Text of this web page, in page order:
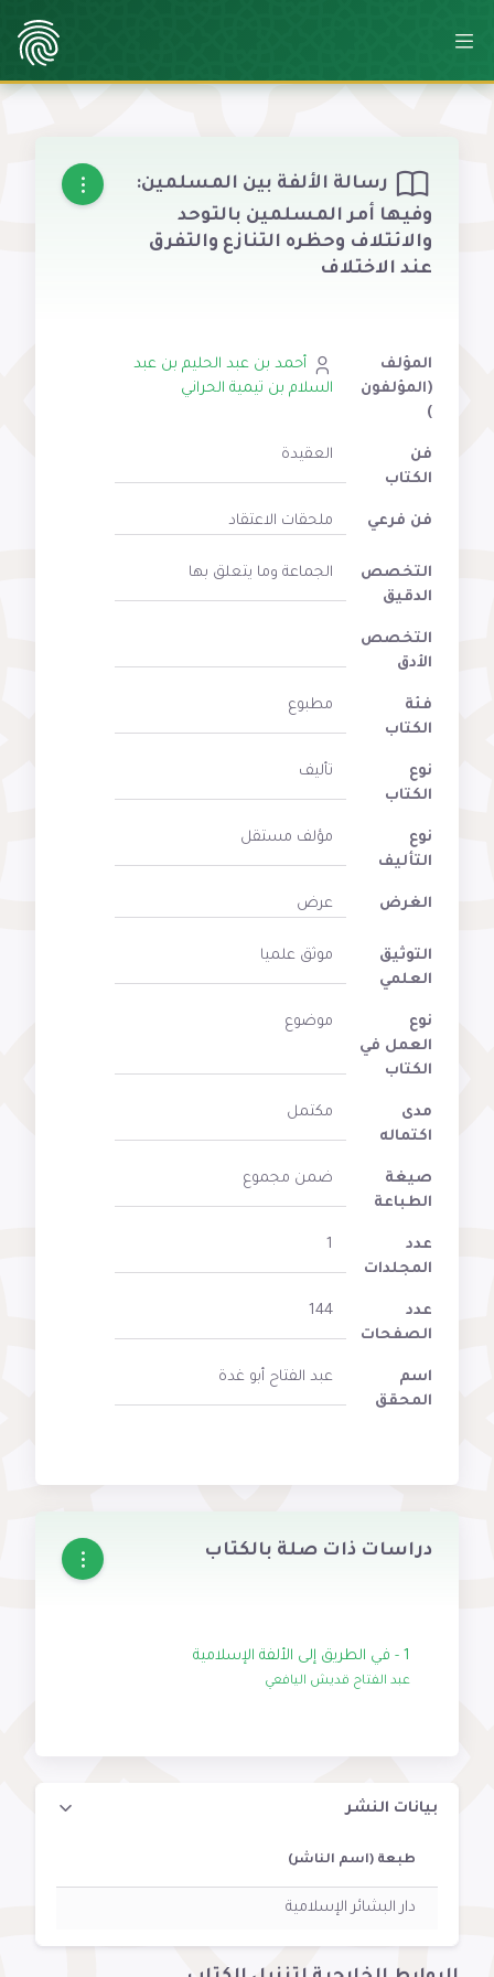
رسالة الألفة بين المسلمين:
وفيها أمر المسلمين بالتوحد
والائتلاف وحظره التنازع والتفرق
عند الاختلاف
المؤلف
(المؤلفون
)
أحمد بن عبد الحليم بن عبد
السلام بن تيمية الحراني
فن
الكتاب
العقيدة
فن فرعي ملحقات الاعتقاد
التخصص
الدقيق
الجماعة وما يتعلق بها
التخصص
الأدق
فئة
الكتاب
مطبوع
نوع
الكتاب
تأليف
نوع
التأليف
مؤلف مستقل
الغرض عرض
التوثيق
العلمي
موثق علميا
نوع
العمل في
الكتاب
موضوع
مدى
اكتماله
مكتمل
صيغة
الطباعة
ضمن مجموع
عدد
المجلدات
1
عدد
الصفحات
144
اسم
المحقق
عبد الفتاح أبو غدة
دراسات ذات صلة بالكتاب
1 - في الطريق إلى الألفة الإسلامية
عبد الفتاح قديش اليافعي
بيانات النشر
طبعة (اسم الناشر)
دار البشائر الإسلامية